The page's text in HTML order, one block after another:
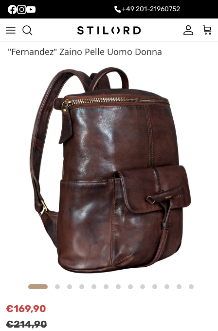
+49 201-21960752
Account
"Fernandez" Zaino Pelle Uomo Donna
Prezzo di vendita
€169,90
€214,90